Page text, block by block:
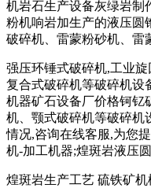
机岩石生产设备灰绿岩制
粉机响岩加生产的液压圆
破碎机、雷蒙粉砂机、雷
强压环锤式破碎机,工业
复合式破碎机等破碎机设
机器矿石设备厂价格钶钇
机、颚式破碎机等破碎机
情况,咨询在线客服,为您
机-加工机器;煌斑岩液压
煌斑岩生产工艺 硫铁矿